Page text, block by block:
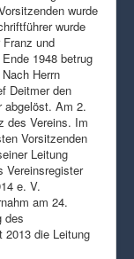
wurde
wurde
und
1948 betrug
Herrn
Deitmer den
abgelöst. Am 2.
des Vereins. Im
Vorsitzenden
Leitung
Vereinsregister
e. V.
am 24.
des
die Leitung